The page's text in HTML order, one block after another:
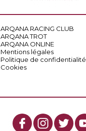
ARQANA RACING CLUB
ARQANA TROT
ARQANA ONLINE
Mentions légales
Politique de confidentialité
Cookies